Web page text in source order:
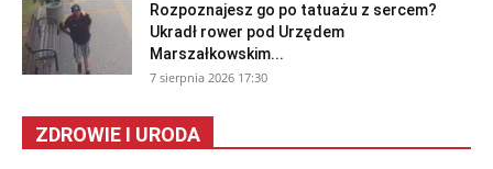
Rozpoznajesz go po tatuażu z sercem?
Ukradł rower pod Urzędem
Marszałkowskim...
7 sierpnia 2026 17:30
ZDROWIE I URODA